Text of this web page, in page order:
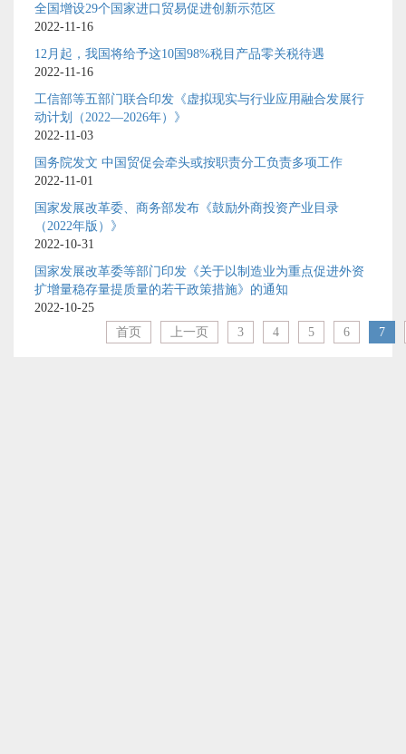
全国增设29个国家进口贸易促进创新示范区
2022-11-16
12月起，我国将给予这10国98%税目产品零关税待遇
2022-11-16
工信部等五部门联合印发《虚拟现实与行业应用融合发展行
动计划（2022—2026年）》
2022-11-03
国务院发文 中国贸促会牵头或按职责分工负责多项工作
2022-11-01
国家发展改革委、商务部发布《鼓励外商投资产业目录
（2022年版）》
2022-10-31
国家发展改革委等部门印发《关于以制造业为重点促进外资
扩增量稳存量提质量的若干政策措施》的通知
2022-10-25
首页
上一页 3 4 5 6 7